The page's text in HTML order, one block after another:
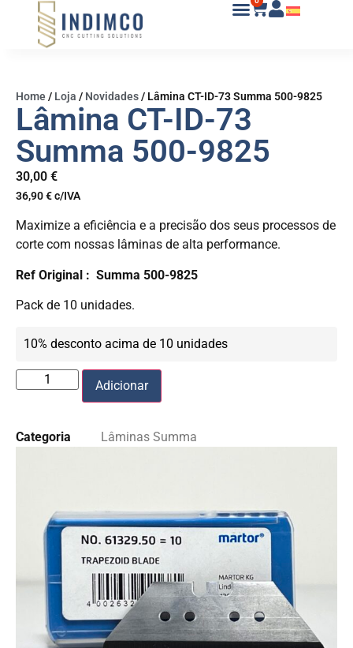
Home/ Loja / Novidades/ Lâmina CT-ID-73 Summa 500-9825
Lâmina CT-ID-73
Summa 500-9825
30,00 €
36,90€c/IVA
Maximize a eficiência e a precisão dos seus processos de
corte com nossas lâminas de alta performance.
Ref Original : Summa 500-9825
Pack de 10 unidades.
10% desconto acima de 10 unidades
Adicionar
Categoria Lâminas Summa